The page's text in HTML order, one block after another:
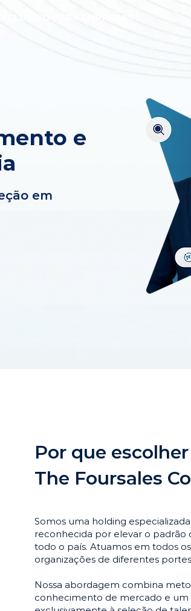
e
em
Por que escolher
The Foursales
Somos uma holding
reconhecida por elevar o
todo o país. Atuamos em todos
organizações de diferentes
Nossa abordagem combina
conhecimento de mercado e um